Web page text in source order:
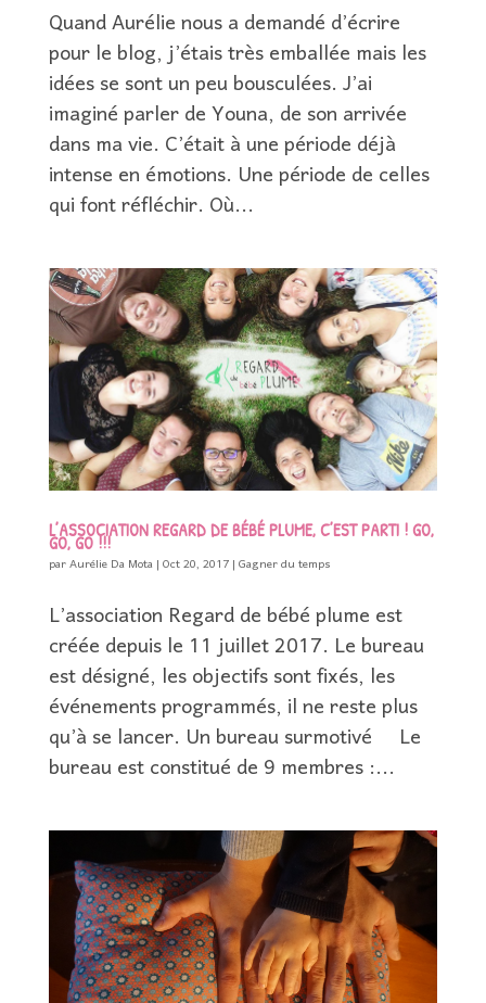
Quand Aurélie nous a demandé d’écrire
pour le blog, j’étais très emballée mais les
idées se sont un peu bousculées. J’ai
imaginé parler de Youna, de son arrivée
dans ma vie. C’était à une période déjà
intense en émotions. Une période de celles
qui font réfléchir. Où...
L’ASSOCIATION REGARD DE BÉBÉ PLUME, C’EST PARTI ! GO,
GO, GO !!!
parAurélie Da Mota|Oct 20, 2017|Gagner du temps
L’association Regard de bébé plume est
créée depuis le 11 juillet 2017. Le bureau
est désigné, les objectifs sont fixés, les
événements programmés, il ne reste plus
qu’à se lancer. Un bureau surmotivé Le
bureau est constitué de 9 membres :...